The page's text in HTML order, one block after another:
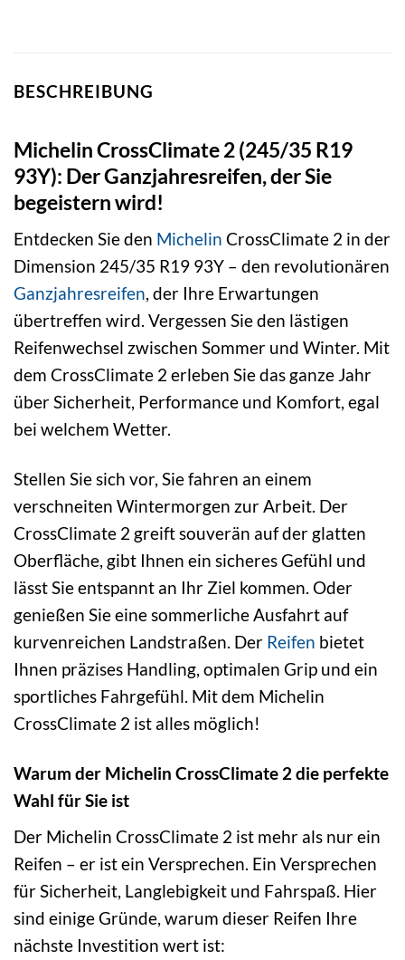
BESCHREIBUNG
Michelin CrossClimate 2 (245/35 R19
93Y): Der Ganzjahresreifen, der Sie
begeistern wird!
Entdecken Sie den Michelin CrossClimate 2 in der
Dimension 245/35 R19 93Y – den revolutionären
Ganzjahresreifen, der Ihre Erwartungen
übertreffen wird. Vergessen Sie den lästigen
Reifenwechsel zwischen Sommer und Winter. Mit
dem CrossClimate 2 erleben Sie das ganze Jahr
über Sicherheit, Performance und Komfort, egal
bei welchem Wetter.
Stellen Sie sich vor, Sie fahren an einem
verschneiten Wintermorgen zur Arbeit. Der
CrossClimate 2 greift souverän auf der glatten
Oberfläche, gibt Ihnen ein sicheres Gefühl und
lässt Sie entspannt an Ihr Ziel kommen. Oder
genießen Sie eine sommerliche Ausfahrt auf
kurvenreichen Landstraßen. Der Reifen bietet
Ihnen präzises Handling, optimalen Grip und ein
sportliches Fahrgefühl. Mit dem Michelin
CrossClimate 2 ist alles möglich!
Warum der Michelin CrossClimate 2 die perfekte
Wahl für Sie ist
Der Michelin CrossClimate 2 ist mehr als nur ein
Reifen – er ist ein Versprechen. Ein Versprechen
für Sicherheit, Langlebigkeit und Fahrspaß. Hier
sind einige Gründe, warum dieser Reifen Ihre
nächste Investition wert ist: